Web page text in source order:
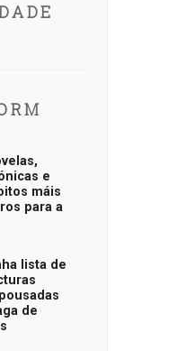
e
máis
para a
lista de
de